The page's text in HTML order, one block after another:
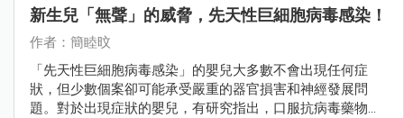
新生兒「無聲」的威脅，先天性巨細胞病毒感染！
作者：簡睦旼
「先天性巨細胞病毒感染」的嬰兒大多數不會出現任何症
狀，但少數個案卻可能承受嚴重的器官損害和神經發展問
題。對於出現症狀的嬰兒，有研究指出，口服抗病毒藥物有